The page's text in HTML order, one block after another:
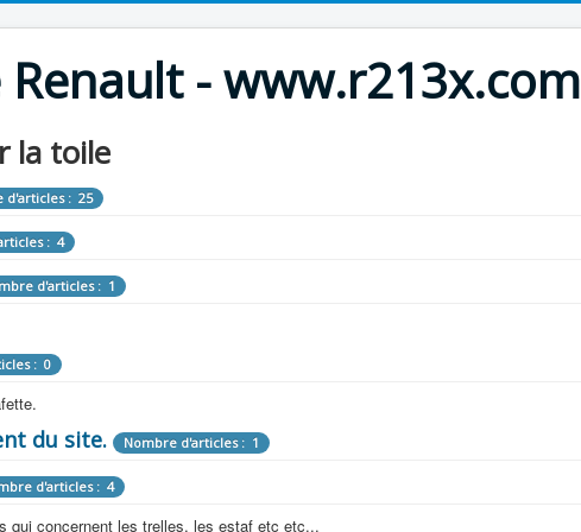
- www.r213x.com
la toile
d'articles : 25
: 4
d'articles : 1
Nombre d'articles : 9
vu sur l'estafette !
d'articles : 3
cars ou aménagements d'époque.
Nombre d'articles : 13
: 0
d'articles : 0
: 14
: 0
du site. Nombre d'articles : 1
d'articles : 4
qui concernent les trelles, les estaf etc etc...